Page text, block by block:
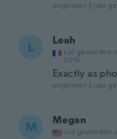
ongeveer 3 jaar
L Leah
Lid geworden
2016
Exactly as
ongeveer 3 jaar
M Megan
Lid geworden